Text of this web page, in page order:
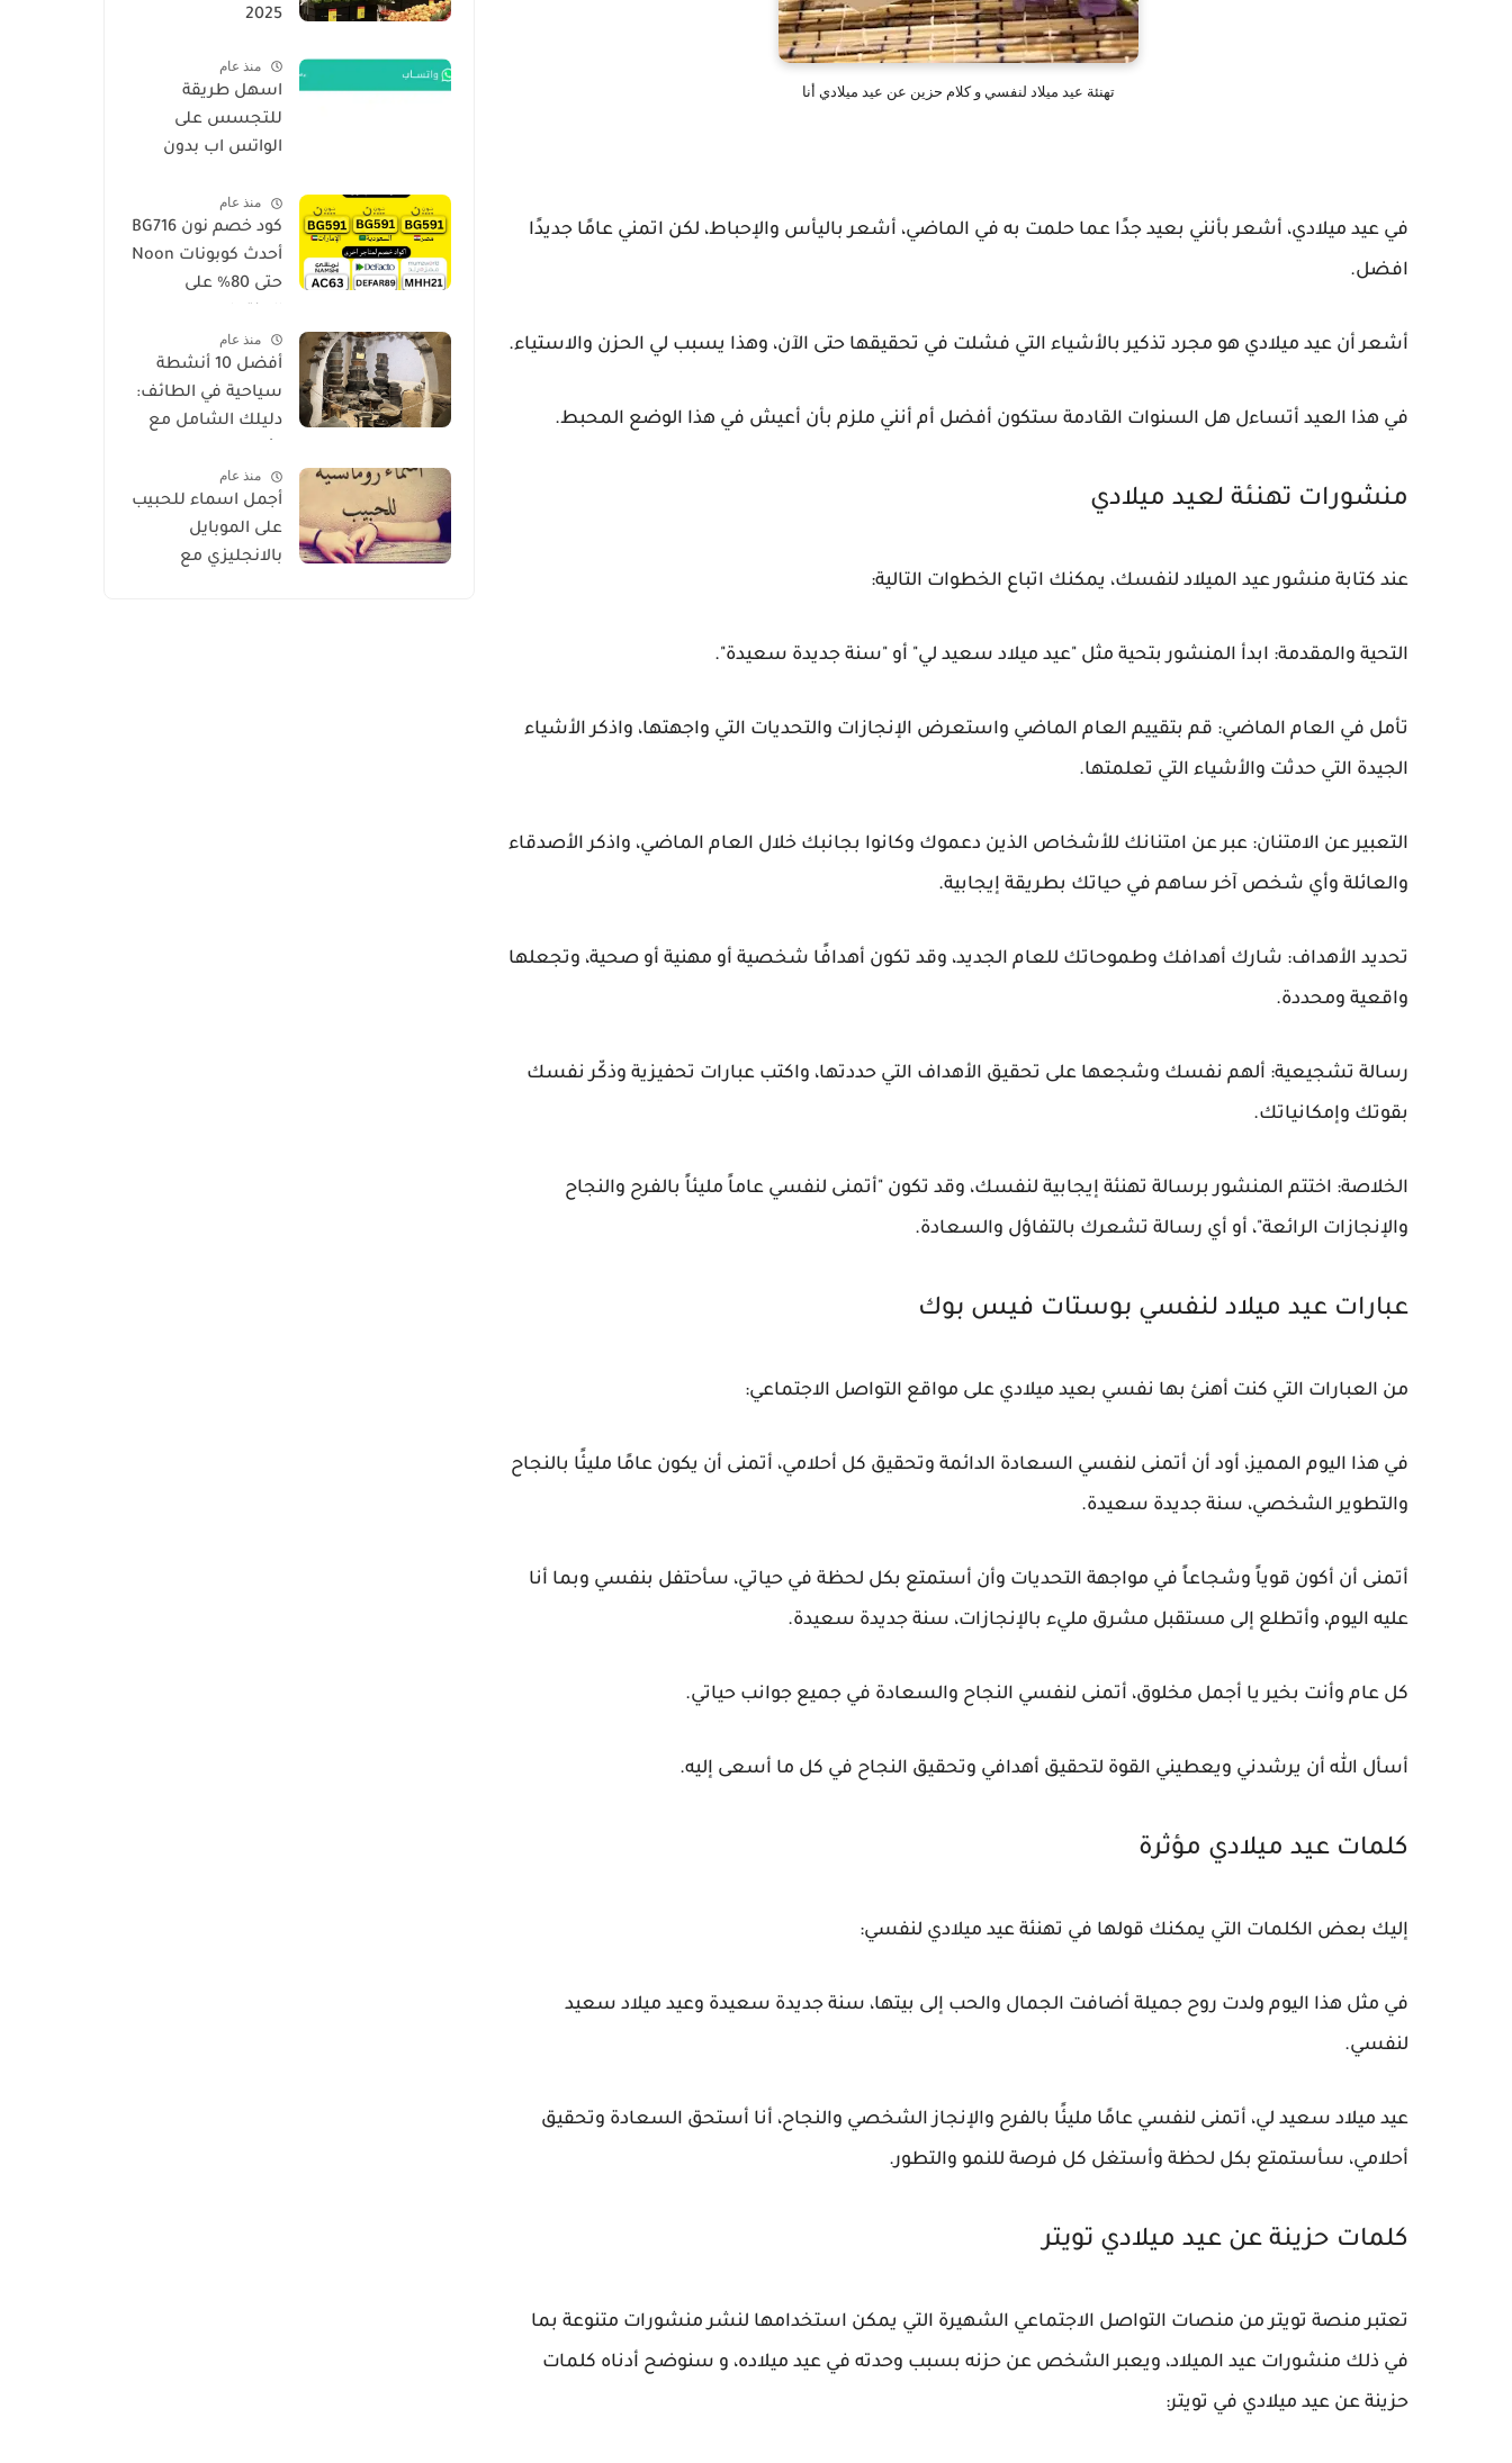
تهنئة عيد ميلاد لنفسي و كلام حزين عن عيد ميلادي أنا
في عيد ميلادي، أشعر بأنني بعيد جدًا عما حلمت به في الماضي، أشعر باليأس والإحباط، لكن اتمني عامًا جديدًا
افضل.
أشعر أن عيد ميلادي هو مجرد تذكير بالأشياء التي فشلت في تحقيقها حتى الآن، وهذا يسبب لي الحزن والاستياء.
في هذا العيد أتساءل هل السنوات القادمة ستكون أفضل أم أنني ملزم بأن أعيش في هذا الوضع المحبط.
منشورات تهنئة لعيد ميلادي
عند كتابة منشور عيد الميلاد لنفسك، يمكنك اتباع الخطوات التالية:
التحية والمقدمة: ابدأ المنشور بتحية مثل "عيد ميلاد سعيد لي" أو "سنة جديدة سعيدة".
تأمل في العام الماضي: قم بتقييم العام الماضي واستعرض الإنجازات والتحديات التي واجهتها، واذكر الأشياء
الجيدة التي حدثت والأشياء التي تعلمتها.
التعبير عن الامتنان: عبر عن امتنانك للأشخاص الذين دعموك وكانوا بجانبك خلال العام الماضي، واذكر الأصدقاء
والعائلة وأي شخص آخر ساهم في حياتك بطريقة إيجابية.
تحديد الأهداف: شارك أهدافك وطموحاتك للعام الجديد، وقد تكون أهدافًا شخصية أو مهنية أو صحية، وتجعلها
واقعية ومحددة.
رسالة تشجيعية: ألهم نفسك وشجعها على تحقيق الأهداف التي حددتها، واكتب عبارات تحفيزية وذكّر نفسك
بقوتك وإمكانياتك.
الخلاصة: اختتم المنشور برسالة تهنئة إيجابية لنفسك، وقد تكون "أتمنى لنفسي عاماً مليئاً بالفرح والنجاح
والإنجازات الرائعة"، أو أي رسالة تشعرك بالتفاؤل والسعادة.
عبارات عيد ميلاد لنفسي بوستات فيس بوك
من العبارات التي كنت أهنئ بها نفسي بعيد ميلادي على مواقع التواصل الاجتماعي:
في هذا اليوم المميز، أود أن أتمنى لنفسي السعادة الدائمة وتحقيق كل أحلامي، أتمنى أن يكون عامًا مليئًا بالنجاح
والتطوير الشخصي، سنة جديدة سعيدة.
أتمنى أن أكون قوياً وشجاعاً في مواجهة التحديات وأن أستمتع بكل لحظة في حياتي، سأحتفل بنفسي وبما أنا
عليه اليوم، وأتطلع إلى مستقبل مشرق مليء بالإنجازات، سنة جديدة سعيدة.
كل عام وأنت بخير يا أجمل مخلوق، أتمنى لنفسي النجاح والسعادة في جميع جوانب حياتي.
أسأل الله أن يرشدني ويعطيني القوة لتحقيق أهدافي وتحقيق النجاح في كل ما أسعى إليه.
كلمات عيد ميلادي مؤثرة
إليك بعض الكلمات التي يمكنك قولها في تهنئة عيد ميلادي لنفسي:
في مثل هذا اليوم ولدت روح جميلة أضافت الجمال والحب إلى بيتها، سنة جديدة سعيدة وعيد ميلاد سعيد
لنفسي.
عيد ميلاد سعيد لي، أتمنى لنفسي عامًا مليئًا بالفرح والإنجاز الشخصي والنجاح، أنا أستحق السعادة وتحقيق
أحلامي، سأستمتع بكل لحظة وأستغل كل فرصة للنمو والتطور.
كلمات حزينة عن عيد ميلادي تويتر
تعتبر منصة تويتر من منصات التواصل الاجتماعي الشهيرة التي يمكن استخدامها لنشر منشورات متنوعة بما
في ذلك منشورات عيد الميلاد، ويعبر الشخص عن حزنه بسبب وحدته في عيد ميلاده، و سنوضح أدناه كلمات
حزينة عن عيد ميلادي في تويتر:
2025
منذ عام
اسهل طريقة
للتجسس على
الواتس اب بدون
الجوال الهاتف 2026
منذ عام
كود خصم نون BG716
أحدث كوبونات Noon
حتى 80% على
منذ عام
أفضل 10 أنشطة
سياحية في الطائف:
دليلك الشامل مع
منذ عام
أجمل اسماء للحبيب
على الموبايل
بالانجليزي مع